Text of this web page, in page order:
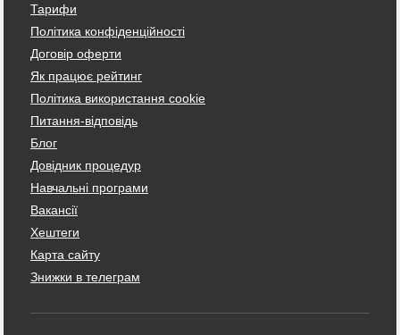
Тарифи
Політика конфіденційності
Договір оферти
Як працює рейтинг
Політика використання cookie
Питання-відповідь
Блог
Довідник процедур
Навчальні програми
Вакансії
Хештеги
Карта сайту
Знижки в телеграм